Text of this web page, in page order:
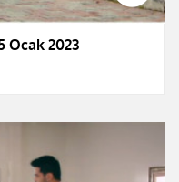
Ocak 2023